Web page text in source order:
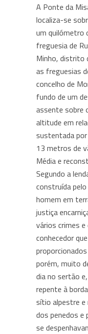
A Ponte da
localiza-se
um quilómetro
freguesia de
Minho, distrito
as freguesias
concelho de
fundo de um
assente sobre
altitude em
sustentada por
13 metros de
Média e
Segundo a
construída
homem em
justiça
vários crimes
conhecedor
porém, muito
dia no sertão
repente à
sítio alpestre e
dos penedos e
se